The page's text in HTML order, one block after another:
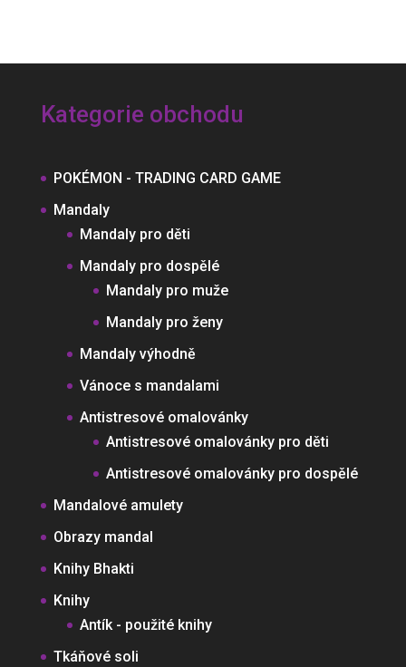
Kategorie obchodu
POKÉMON - TRADING CARD GAME
Mandaly
Mandaly pro děti
Mandaly pro dospělé
Mandaly pro muže
Mandaly pro ženy
Mandaly výhodně
Vánoce s mandalami
Antistresové omalovánky
Antistresové omalovánky pro děti
Antistresové omalovánky pro dospělé
Mandalové amulety
Obrazy mandal
Knihy Bhakti
Knihy
Antík - použité knihy
Tkáňové soli